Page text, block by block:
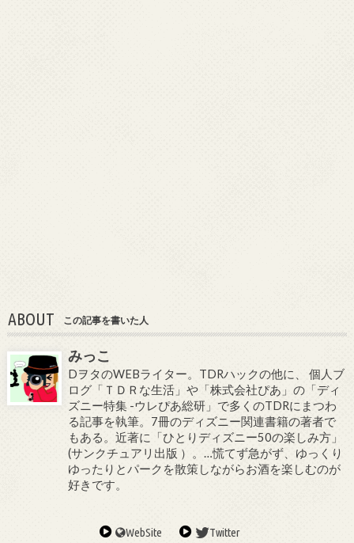
ABOUT この記事を書いた人
みっこ
DヲタのWEBライター。TDRハックの他に、 個人ブ
ログ「ＴＤＲな生活」や「株式会社ぴあ」の「ディ
ズニー特集 -ウレぴあ総研」で多くのTDRにまつわ
る記事を執筆。7冊のディズニー関連書籍の著者で
もある。近著に「ひとりディズニー50の楽しみ方」
(サンクチュアリ出版 ）。…慌てず急がず、ゆっくり
ゆったりとパークを散策しながらお酒を楽しむのが
好きです。
WebSite Twitter